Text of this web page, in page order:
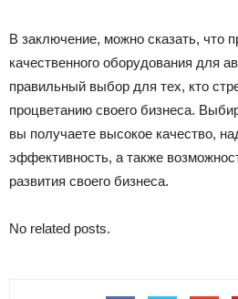
В заключение, можно сказать, что
качественного оборудования для
правильный выбор для тех, кто
процветанию своего бизнеса.
вы получаете высокое качество,
эффективность, а также
развития своего бизнеса.
No related posts.